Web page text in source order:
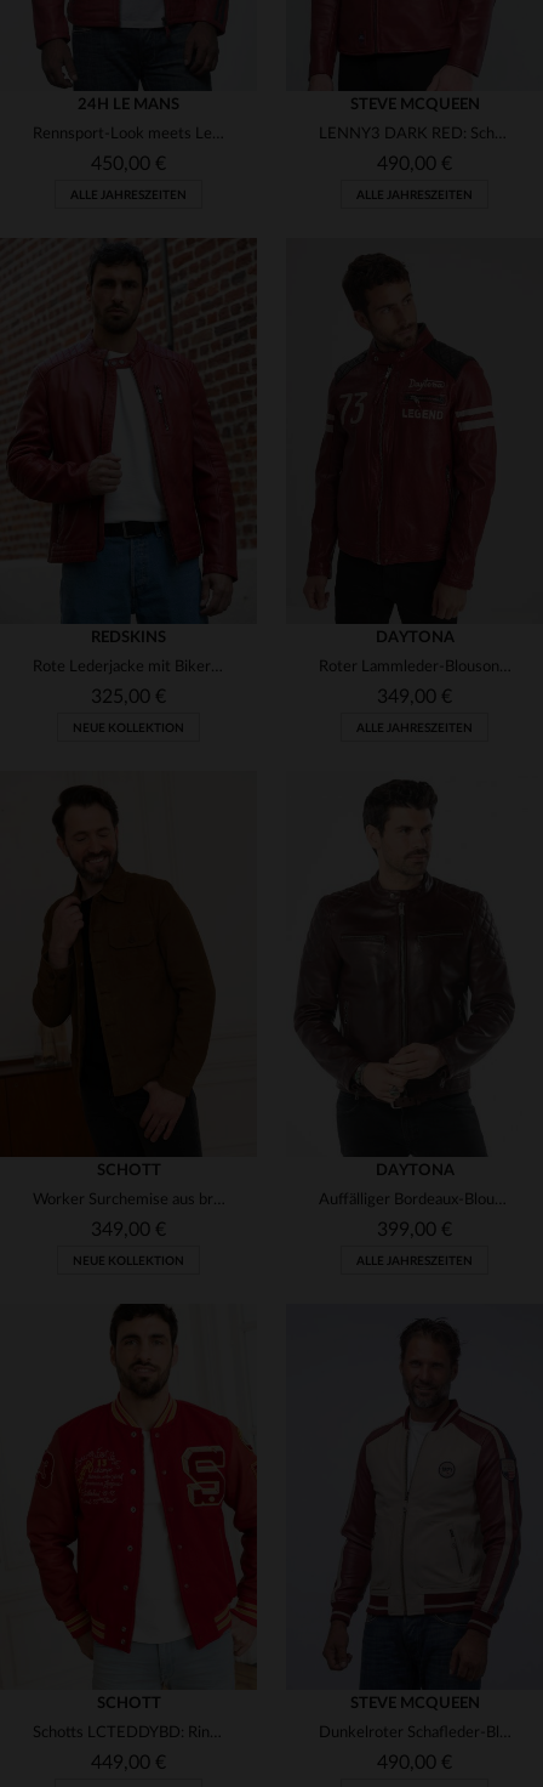
VERFÜGBARE GRÖSSEN
24H LE MANS
Rennsport-Look meets Leder: Der MARNE4 in Racing Red für echte Fans.
450,00 €
ALLE JAHRESZEITEN
STEVE MCQUEEN
LENNY3 DARK RED: Schafsleder im Stil von Steve McQueen, tiefes Rot.
490,00 €
ALLE JAHRESZEITEN
VERFÜGBARE GRÖSSEN
REDSKINS
Rote Lederjacke mit Bikerkragen
325,00 €
NEUE KOLLEKTION
DAYTONA
Roter Lammleder-Blouson mit slimfit-Schnitt und abnehmbarer Kapuze.
349,00 €
ALLE JAHRESZEITEN
VERFÜGBARE GRÖSSEN
2XL
SCHOTT
Worker Surchemise aus braunem Veloursleder
349,00 €
NEUE KOLLEKTION
DAYTONA
Auffälliger Bordeaux-Blouson: Rindsleder, Slim-Fit, Motorradkragen.
399,00 €
ALLE JAHRESZEITEN
SCHOTT
Schotts LCTEDDYBD: Rindsleder und Rippenstoff in Rot für Teddy-Stil.
449,00 €
STEVE MCQUEEN
Dunkelroter Schafleder-Blouson im Stil von Steve McQueen.
490,00 €